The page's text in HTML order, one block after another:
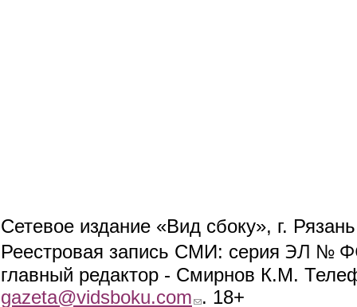
Сетевое издание «Вид сбоку», г.
Реестровая запись СМИ: серия ЭЛ №
главный редактор - Смирнов К.М.
gazeta@vidsboku.com (link sends e-mail)
. 18+